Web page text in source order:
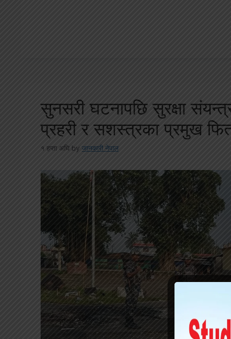
सुनसरी घटनापछि सुरक्षा
प्रहरी र सशस्त्रका प्रमुख
१ हप्ता अघि by जानकारी नेपाल